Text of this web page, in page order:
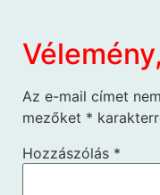
Az e-mail címet
mezőket *
Hozzászólás *